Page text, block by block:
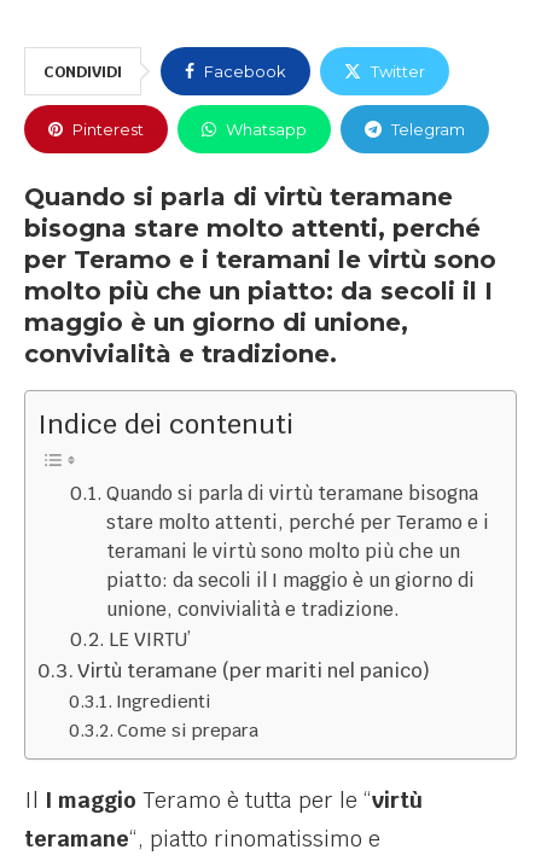
CONDIVIDI Facebook Twitter
Pinterest Whatsapp Telegram
Quando si parla di virtù teramane
bisogna stare molto attenti, perché
per Teramo e i teramani le virtù sono
molto più che un piatto: da secoli il I
maggio è un giorno di unione,
convivialità e tradizione.
Indice dei contenuti
Quando si parla di virtù teramane bisogna
stare molto attenti, perché per Teramo e i
teramani le virtù sono molto più che un
piatto: da secoli il I maggio è un giorno di
unione, convivialità e tradizione.
LE VIRTU’
Virtù teramane (per mariti nel panico)
Ingredienti
Come si prepara
Il I maggio Teramo è tutta per le “virtù
teramane“, piatto rinomatissimo e